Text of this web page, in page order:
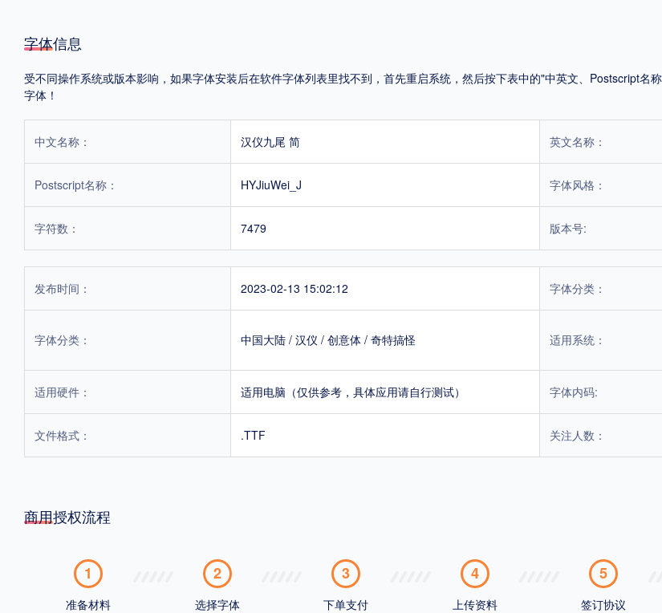
字体信息
受不同操作系统或版本影响，如果字体安装后在软件字体列表里找不到，首先重启系统，然后按下表中的"中英文、Postscript
字体！
中文名称： 汉仪九尾 简 英文名称：
Postscript名称： HYJiuWei_J 字体风格：
字符数： 7479 版本号:
发布时间： 2023-02-13 15:02:12 字体分类：
字体分类： 中国大陆 / 汉仪 / 创意体 / 奇特搞怪 适用系统：
适用硬件： 适用电脑（仅供参考，具体应用请自行测试） 字体内码:
文件格式： .TTF 关注人数：
商用授权流程
1
准备材料
2
选择字体
3
下单支付
4
上传资料
5
签订协议